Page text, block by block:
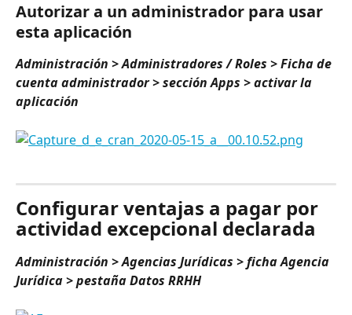
Autorizar a un administrador para usar
esta aplicación
Administración > Administradores / Roles > Ficha de
cuenta administrador > sección Apps > activar la
aplicación
Configurar ventajas a pagar por
actividad excepcional declarada
Administración > Agencias Jurídicas > ficha Agencia
Jurídica > pestaña Datos RRHH